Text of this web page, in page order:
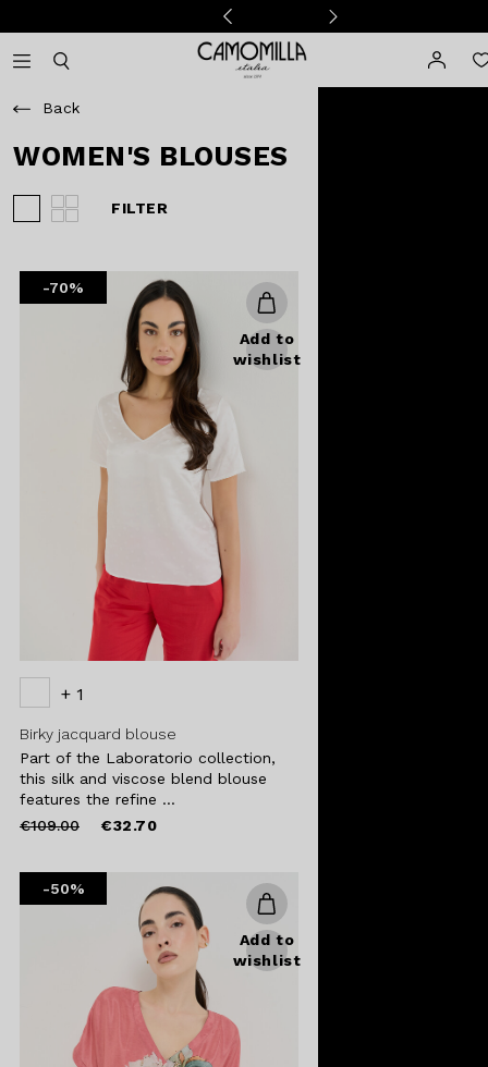
Camomilla Italia®
Back
WOMEN'S BLOUSES
FILTER
-70%
Add to
wishlist
+ 1
Birky jacquard blouse
Part of the Laboratorio collection,
this silk and viscose blend blouse
features the refine ...
Price
€109.00to €32.70
-50%
Add to
wishlist